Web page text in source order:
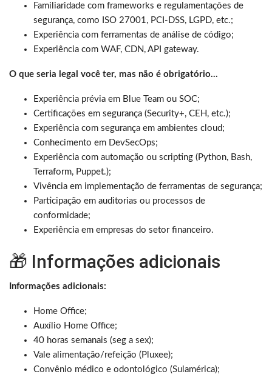
Familiaridade com frameworks e regulamentações de
segurança, como ISO 27001, PCI-DSS, LGPD, etc.;
Experiência com ferramentas de análise de código;
Experiência com WAF, CDN, API gateway.
O que seria legal você ter, mas não é obrigatório…
Experiência prévia em Blue Team ou SOC;
Certificações em segurança (Security+, CEH, etc.);
Experiência com segurança em ambientes cloud;
Conhecimento em DevSecOps;
Experiência com automação ou scripting (Python, Bash,
Terraform, Puppet.);
Vivência em implementação de ferramentas de segurança;
Participação em auditorias ou processos de
conformidade;
Experiência em empresas do setor financeiro.
🎁 Informações adicionais
Informações adicionais:
Home Office;
Auxílio Home Office;
40 horas semanais (seg a sex);
Vale alimentação/refeição (Pluxee);
Convênio médico e odontológico (Sulamérica);